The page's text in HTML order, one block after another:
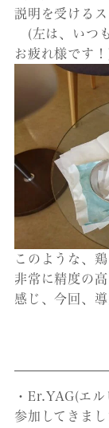
説明を受けるス
(左は、いつ
お疲れ様です！
このような、
非常に精度の
感じ、今回、
・Er.YAG(エ
参加してきまし